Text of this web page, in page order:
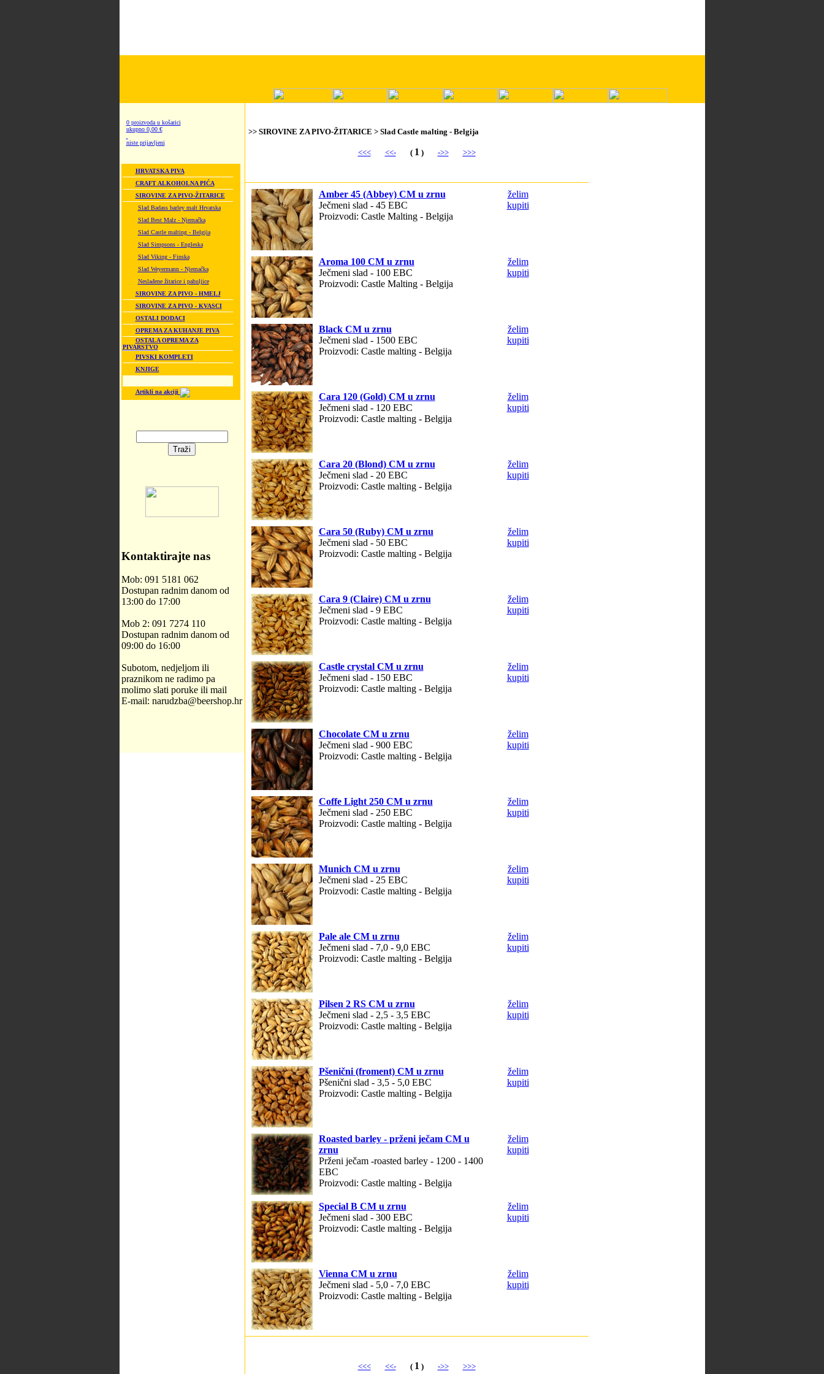
0 proizvoda u košarici
ukupno 0,00 €
niste prijavljeni
HRVATSKA PIVA
CRAFT ALKOHOLNA PIĆA
SIROVINE ZA PIVO-ŽITARICE
Slad Badass barley malt Hrvatska
Slad Best Malz - Njemačka
Slad Castle malting - Belgija
Slad Simpsons - Engleska
Slad Viking - Finska
Slad Weyermann - Njemačka
Neslađene žitarice i pahuljice
SIROVINE ZA PIVO - HMELJ
SIROVINE ZA PIVO - KVASCI
OSTALI DODACI
OPREMA ZA KUHANJE PIVA
OSTALA OPREMA ZA
PIVARSTVO
PIVSKI KOMPLETI
KNJIGE
Artikli na akciji
Kontaktirajte nas
Mob: 091 5181 062
Dostupan radnim danom od
13:00 do 17:00
Mob 2: 091 7274 110
Dostupan radnim danom od
09:00 do 16:00
Subotom, nedjeljom ili
praznikom ne radimo pa
molimo slati poruke ili mail
E-mail: narudzba@beershop.hr
>> SIROVINE ZA PIVO-ŽITARICE > Slad Castle malting - Belgija
<<< <<- ( 1) ->> >>>
Amber 45 (Abbey) CM u zrnu
Ječmeni slad - 45 EBC
Proizvodi: Castle Malting - Belgija
želim
kupiti
Aroma 100 CM u zrnu
Ječmeni slad - 100 EBC
Proizvodi: Castle Malting - Belgija
želim
kupiti
Black CM u zrnu
Ječmeni slad - 1500 EBC
Proizvodi: Castle malting - Belgija
želim
kupiti
Cara 120 (Gold) CM u zrnu
Ječmeni slad - 120 EBC
Proizvodi: Castle malting - Belgija
želim
kupiti
Cara 20 (Blond) CM u zrnu
Ječmeni slad - 20 EBC
Proizvodi: Castle malting - Belgija
želim
kupiti
Cara 50 (Ruby) CM u zrnu
Ječmeni slad - 50 EBC
Proizvodi: Castle malting - Belgija
želim
kupiti
Cara 9 (Claire) CM u zrnu
Ječmeni slad - 9 EBC
Proizvodi: Castle malting - Belgija
želim
kupiti
Castle crystal CM u zrnu
Ječmeni slad - 150 EBC
Proizvodi: Castle malting - Belgija
želim
kupiti
Chocolate CM u zrnu
Ječmeni slad - 900 EBC
Proizvodi: Castle malting - Belgija
želim
kupiti
Coffe Light 250 CM u zrnu
Ječmeni slad - 250 EBC
Proizvodi: Castle malting - Belgija
želim
kupiti
Munich CM u zrnu
Ječmeni slad - 25 EBC
Proizvodi: Castle malting - Belgija
želim
kupiti
Pale ale CM u zrnu
Ječmeni slad - 7,0 - 9,0 EBC
Proizvodi: Castle malting - Belgija
želim
kupiti
Pilsen 2 RS CM u zrnu
Ječmeni slad - 2,5 - 3,5 EBC
Proizvodi: Castle malting - Belgija
želim
kupiti
Pšenični (froment) CM u zrnu
Pšenični slad - 3,5 - 5,0 EBC
Proizvodi: Castle malting - Belgija
želim
kupiti
Roasted barley - prženi ječam CM u
zrnu
Prženi ječam -roasted barley - 1200 - 1400
EBC
Proizvodi: Castle malting - Belgija
želim
kupiti
Special B CM u zrnu
Ječmeni slad - 300 EBC
Proizvodi: Castle malting - Belgija
želim
kupiti
Vienna CM u zrnu
Ječmeni slad - 5,0 - 7,0 EBC
Proizvodi: Castle malting - Belgija
želim
kupiti
<<< <<- ( 1) ->> >>>